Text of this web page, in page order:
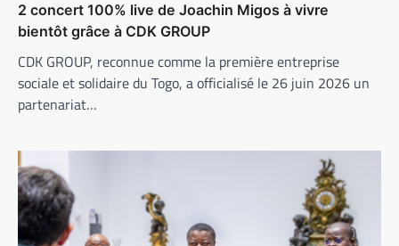
2 concert 100% live de Joachin Migos à vivre
bientôt grâce à CDK GROUP
CDK GROUP, reconnue comme la première entreprise
sociale et solidaire du Togo, a officialisé le 26 juin 2026 un
partenariat…